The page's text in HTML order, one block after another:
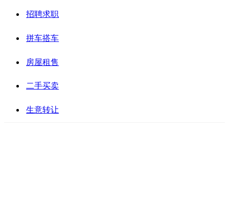
招聘求职
拼车搭车
房屋租售
二手买卖
生意转让